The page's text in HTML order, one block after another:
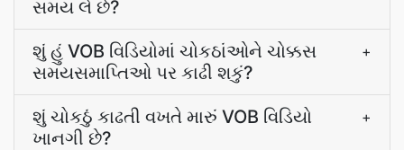
સમય લે છે?
શું હું VOB વિડિયોમાં ચોકઠાંઓને ચોક્કસ
સમયસમાપ્તિઓ પર કાઢી શકું?
+
શું ચોકઠું કાઢતી વખતે મારું VOB વિડિયો
ખાનગી છે?
+